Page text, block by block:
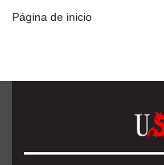
Página de inicio